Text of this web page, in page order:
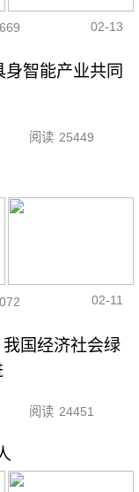
02-13
身智能产业共同
阅读 25449
02-11
国经济社会绿
阅读 24451